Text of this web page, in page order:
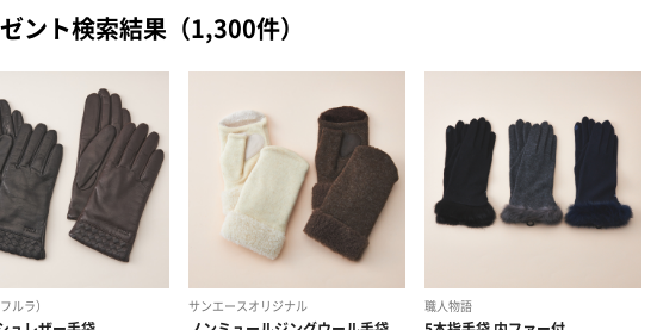
ント検索結果（1,300件）